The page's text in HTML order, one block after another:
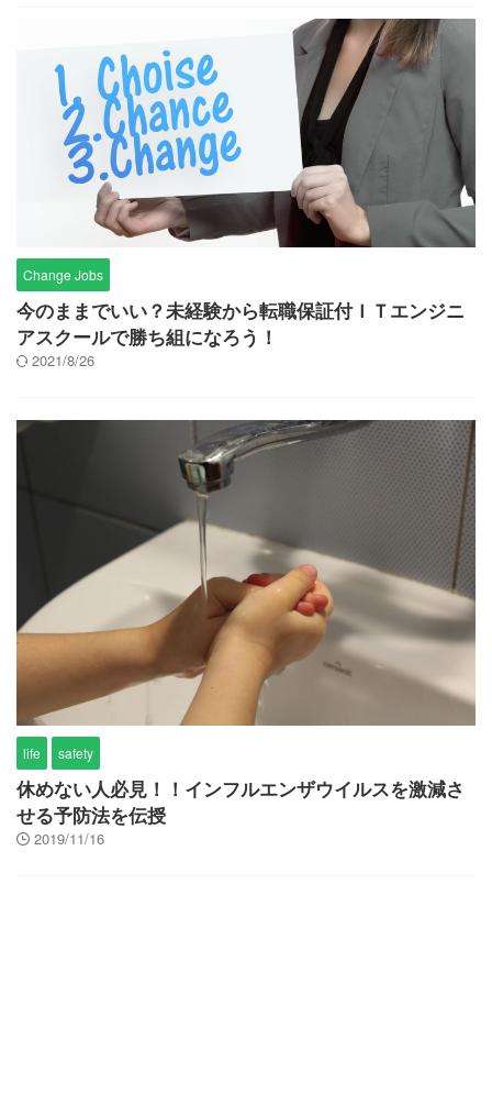
Change Jobs
今のままでいい？未経験から転職保証付ＩＴエンジニ
アスクールで勝ち組になろう！
2021/8/26
life safety
休めない人必見！！インフルエンザウイルスを激減さ
せる予防法を伝授
2019/11/16